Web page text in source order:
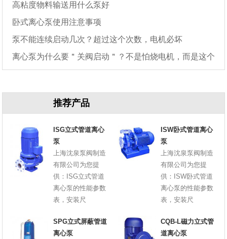
高粘度物料输送用什么泵好
卧式离心泵使用注意事项
泵不能连续启动几次？超过这个次数，电机必坏
离心泵为什么要＂关阀启动＂？不是怕烧电机，而是这个
推荐产品
ISG立式管道离心
泵
上海沈泉泵阀制造
有限公司为您提
供：ISG立式管道
离心泵的性能参数
表，安装尺
ISW卧式管道离心
泵
上海沈泉泵阀制造
有限公司为您提
供：ISW卧式管道
离心泵的性能参数
表，安装尺
SPG立式屏蔽管道
离心泵
CQB-L磁力立式管
道离心泵